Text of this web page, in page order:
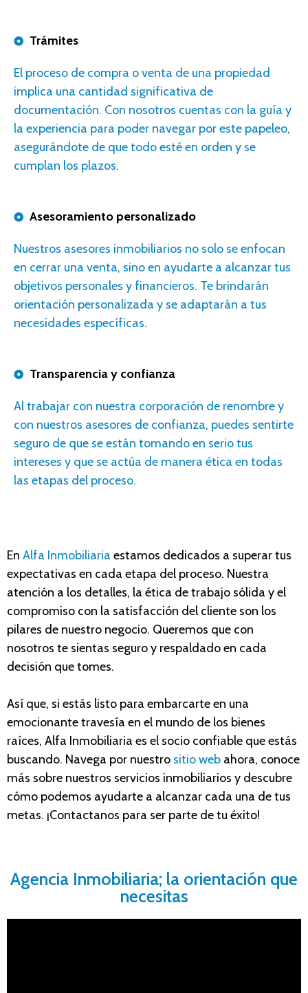
Trámites
El proceso de compra o venta de una propiedad
implica una cantidad significativa de
documentación. Con nosotros cuentas con la guía y
la experiencia para poder navegar por este papeleo,
asegurándote de que todo esté en orden y se
cumplan los plazos.
Asesoramiento personalizado
Nuestros asesores inmobiliarios no solo se enfocan
en cerrar una venta, sino en ayudarte a alcanzar tus
objetivos personales y financieros. Te brindarán
orientación personalizada y se adaptarán a tus
necesidades específicas.
Transparencia y confianza
Al trabajar con nuestra corporación de renombre y
con nuestros asesores de confianza, puedes sentirte
seguro de que se están tomando en serio tus
intereses y que se actúa de manera ética en todas
las etapas del proceso.
En Alfa Inmobiliaria estamos dedicados a superar tus
expectativas en cada etapa del proceso. Nuestra
atención a los detalles, la ética de trabajo sólida y el
compromiso con la satisfacción del cliente son los
pilares de nuestro negocio. Queremos que con
nosotros te sientas seguro y respaldado en cada
decisión que tomes.
Así que, si estás listo para embarcarte en una
emocionante travesía en el mundo de los bienes
raíces, Alfa Inmobiliaria es el socio confiable que estás
buscando. Navega por nuestro sitio web ahora, conoce
más sobre nuestros servicios inmobiliarios y descubre
cómo podemos ayudarte a alcanzar cada una de tus
metas. ¡Contactanos para ser parte de tu éxito!
Agencia Inmobiliaria; la orientación que
necesitas